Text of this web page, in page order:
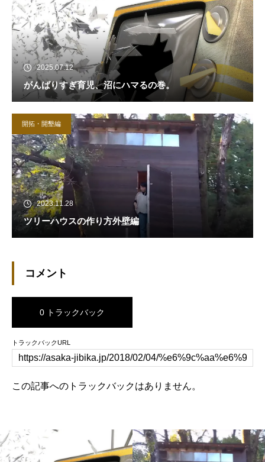
2025.07.12
がんばりすぎ育児、沼にハマるの巻。
開拓・開墾編
2023.11.28
ツリーハウスの作り方外壁編
コメント
0 トラックバック
トラックバックURL
この記事へのトラックバックはありません。